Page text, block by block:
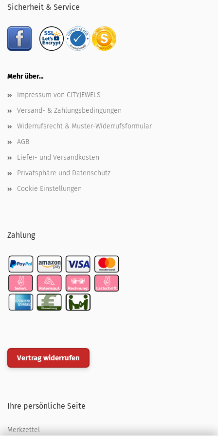
Sicherheit & Service
Mehr über...
Impressum von CITYJEWELS
Versand- & Zahlungsbedingungen
Widerrufsrecht & Muster-Widerrufsformular
AGB
Liefer- und Versandkosten
Privatsphäre und Datenschutz
Cookie Einstellungen
Zahlung
Vertrag widerrufen
Ihre persönliche Seite
Merkzettel